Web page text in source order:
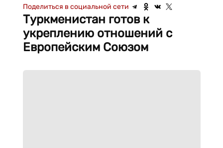
Поделиться в социальной сети
Туркменистан готов к
укреплению отношений с
Европейским Союзом